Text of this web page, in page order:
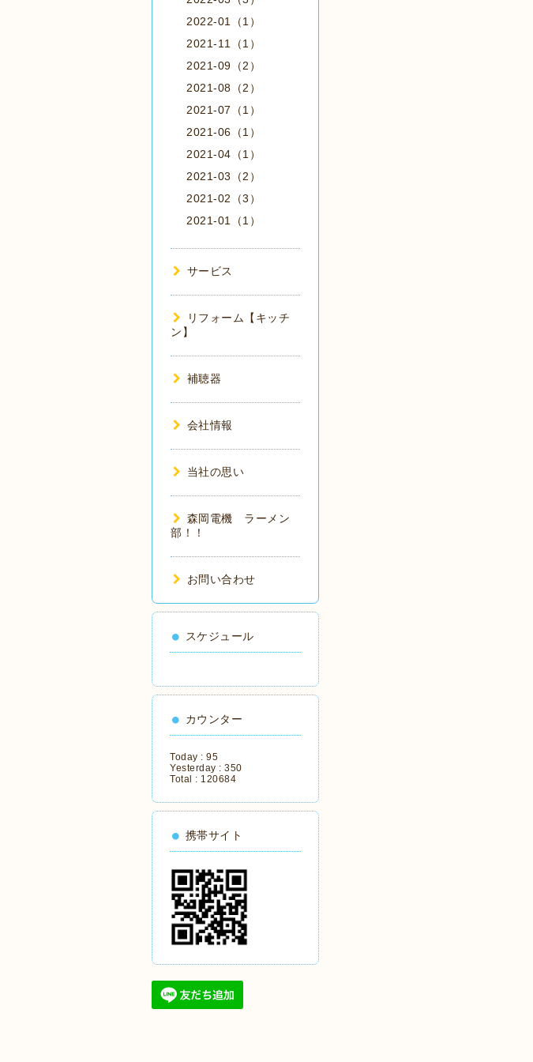
2022-01（1）
2021-11（1）
2021-09（2）
2021-08（2）
2021-07（1）
2021-06（1）
2021-04（1）
2021-03（2）
2021-02（3）
2021-01（1）
サービス
リフォーム【キッチ
ン】
補聴器
会社情報
当社の思い
森岡電機 ラーメン
部！！
お問い合わせ
スケジュール
カウンター
Today : 95
Yesterday : 350
Total : 120684
携帯サイト